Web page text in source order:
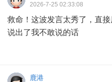
2026-7-25 02:33:08
救命！这波发言太秀了，直
说出了我不敢说的话
鹿港